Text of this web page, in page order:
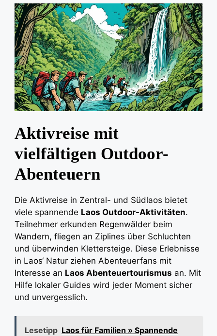
Aktivreise mit
vielfältigen Outdoor-
Abenteuern
Die Aktivreise in Zentral- und Südlaos bietet
viele spannende Laos Outdoor-Aktivitäten.
Teilnehmer erkunden Regenwälder beim
Wandern, fliegen an Ziplines über Schluchten
und überwinden Klettersteige. Diese Erlebnisse
in Laos‘ Natur ziehen Abenteuerfans mit
Interesse an Laos Abenteuertourismus an. Mit
Hilfe lokaler Guides wird jeder Moment sicher
und unvergesslich.
Lesetipp Laos für Familien » Spannende